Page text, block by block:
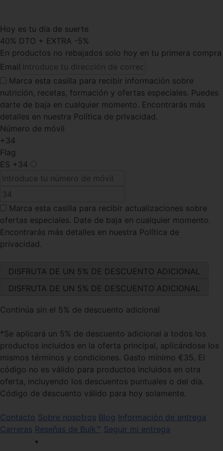
Hoy es tu día de suerte
40% DTO + EXTRA -5%
En productos no rebajados solo hoy en tu primera compra
Email
Marca esta casilla para recibir información sobre
nutrición, recetas, formación y ofertas especiales. Puedes
darte de baja en cualquier momento. Encontrarás más
detalles en nuestra Política de privacidad.
Número de móvil
+34
Flag
ES +34
Marca esta casilla para recibir actualizaciones sobre
ofertas especiales. Date de baja en cualquier momento.
Encontrarás más detalles en nuestra Política de
privacidad.
Continúa sin el 5% de descuento adicional
*Se aplicará un 5% de descuento adicional a todos los
productos incluidos en la oferta principal, aplicándose los
mismos términos y condiciones. Gasto mínimo €35. El
código no es válido para productos incluidos en otra
oferta, incluyendo los descuentos puntuales o del día.
Código de descuento válido para hoy solamente.
Contacto Sobre nosotros Blog Información de entrega
Carreras Reseñas de Bulk™ Seguir mi entrega